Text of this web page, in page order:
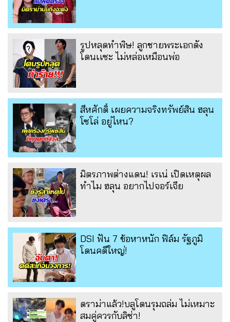
รูปหลุดทำพิษ! ลูกชายพระเอกดัง
โดนเเซะ ไม่หล่อเหมือนพ่อ
สีหศักดิ์ เผยความจริงทรัพย์สิน ฮลุน
โซโล่ อยู่ไหน?
มิตรภาพต่างแดน! เรเน่ เปิดเหตุผล
ทำไม ฮลุน อยากไปจอร์เจีย
DSI ฟัน 7 ข้อหาหนัก ฟิล์ม รัฐภูมิ
โดนคดีใหญ่!
ดราม่าแล้ว!บลูโดนรุมถล่ม ไม่เหมาะ
สมคู่ควรกับลิซ่า!